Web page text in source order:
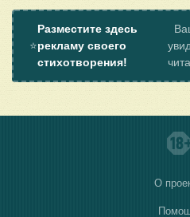
⭐
Разместите здесь
рекламу своего
стихотворения!
О